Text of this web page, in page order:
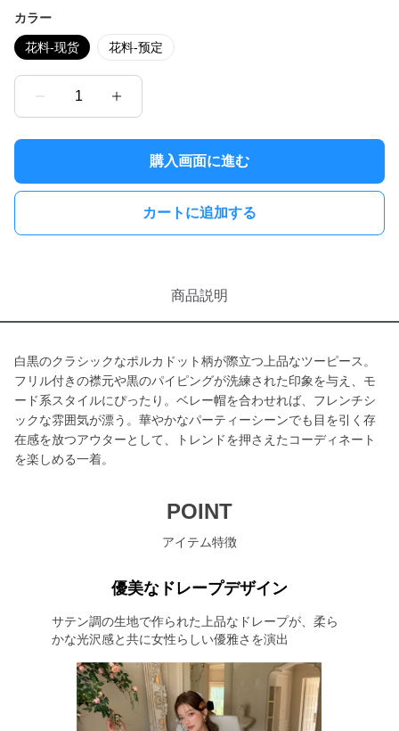
カラー
花料-现货 花料-预定
1
購入画面に進む
カートに追加する
商品説明
白黒のクラシックなポルカドット柄が際立つ上品なツーピース。
フリル付きの襟元や黒のパイピングが洗練された印象を与え、モ
ード系スタイルにぴったり。ベレー帽を合わせれば、フレンチシ
ックな雰囲気が漂う。華やかなパーティーシーンでも目を引く存
在感を放つアウターとして、トレンドを押さえたコーディネート
を楽しめる一着。
POINT
アイテム特徴
優美なドレープデザイン
サテン調の生地で作られた上品なドレープが、柔ら
かな光沢感と共に女性らしい優雅さを演出